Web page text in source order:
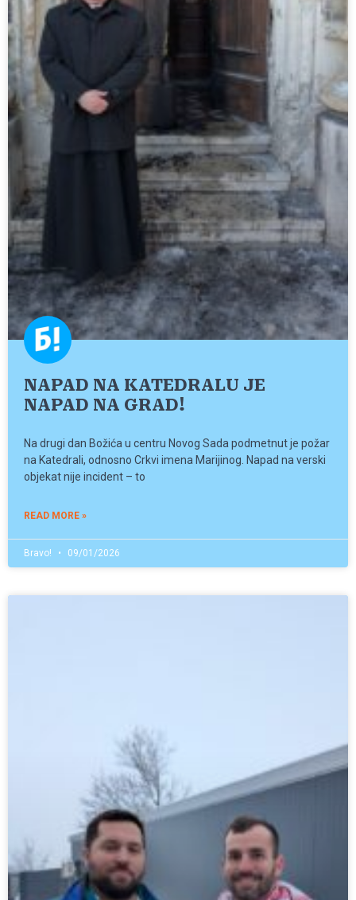
NAPAD NA KATEDRALU JE
NAPAD NA GRAD!
Na drugi dan Božića u centru Novog Sada podmetnut je požar
na Katedrali, odnosno Crkvi imena Marijinog. Napad na verski
objekat nije incident – to
READ MORE »
Bravo! 09/01/2026